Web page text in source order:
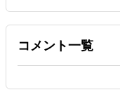
コメント一覧